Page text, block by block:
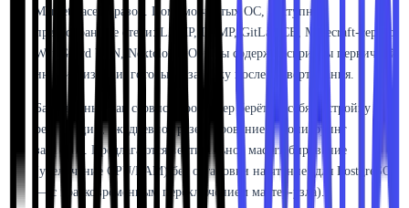
Marketplace образов. Помимо чистых ОС, доступны
предсобранные стеки: LAMP, LEMP, GitLab CE, Minecraft-сервер,
WireGuard VPN, Nextcloud. Образы содержат скрипты первичной
инициализации, готовые к запуску после развёртывания.
Базы данных как сервис. Провайдер берёт на себя настройку
репликации, ежедневное резервирование и мониторинг
запросов. Предлагаются вертикальное масштабирование
(увеличение CPU/RAM) без остановки на чтение (для PostgreSQL
— с кратковременным переключением мастер-узла).